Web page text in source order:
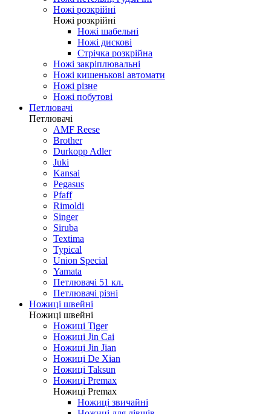
Ножі розкрійні
Ножі розкрійні
Ножі шабельні
Ножі дискові
Стрічка розкрійна
Ножі закріплювальні
Ножі кишенькові автомати
Ножі різне
Ножі побутові
Петлювачі
Петлювачі
AMF Reese
Brother
Durkopp Adler
Juki
Kansai
Pegasus
Pfaff
Rimoldi
Singer
Siruba
Textima
Typical
Union Special
Yamata
Петлювачі 51 кл.
Петлювачі різні
Ножиці швейні
Ножиці швейні
Ножиці Tiger
Ножиці Jin Cai
Ножиці Jin Jian
Ножиці De Xian
Ножиці Taksun
Ножиці Premax
Ножиці Premax
Ножиці звичайні